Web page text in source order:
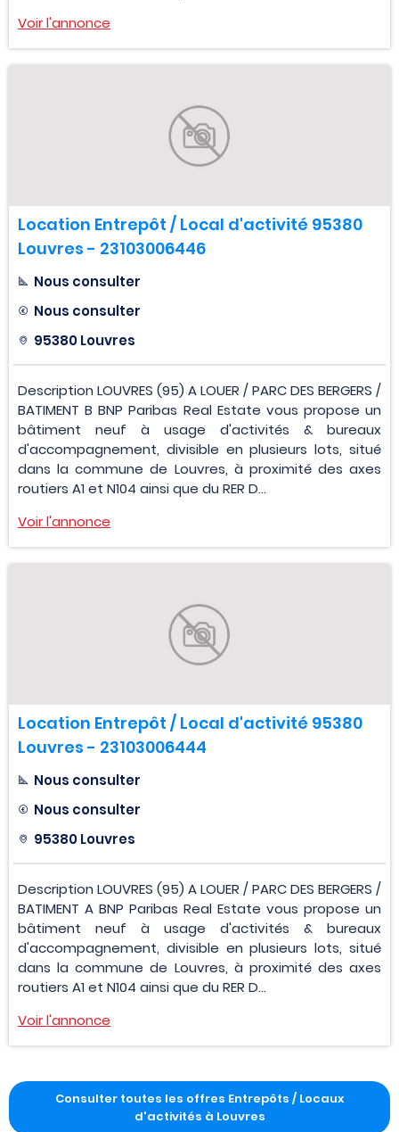
Voir l'annonce
Location Entrepôt / Local d'activité 95380
Louvres - 23103006446
Nous consulter
Nous consulter
95380 Louvres
Description LOUVRES (95) A LOUER / PARC DES BERGERS /
BATIMENT B BNP Paribas Real Estate vous propose un
bâtiment neuf à usage d'activités & bureaux
d'accompagnement, divisible en plusieurs lots, situé
dans la commune de Louvres, à proximité des axes
routiers A1 et N104 ainsi que du RER D...
Voir l'annonce
Location Entrepôt / Local d'activité 95380
Louvres - 23103006444
Nous consulter
Nous consulter
95380 Louvres
Description LOUVRES (95) A LOUER / PARC DES BERGERS /
BATIMENT A BNP Paribas Real Estate vous propose un
bâtiment neuf à usage d'activités & bureaux
d'accompagnement, divisible en plusieurs lots, situé
dans la commune de Louvres, à proximité des axes
routiers A1 et N104 ainsi que du RER D...
Voir l'annonce
Consulter toutes les offres Entrepôts / Locaux
d'activités à Louvres